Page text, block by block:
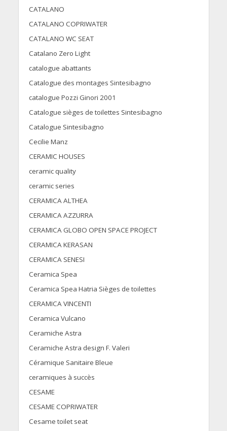
CATALANO
CATALANO COPRIWATER
CATALANO WC SEAT
Catalano Zero Light
catalogue abattants
Catalogue des montages Sintesibagno
catalogue Pozzi Ginori 2001
Catalogue sièges de toilettes Sintesibagno
Catalogue Sintesibagno
Cecilie Manz
CERAMIC HOUSES
ceramic quality
ceramic series
CERAMICA ALTHEA
CERAMICA AZZURRA
CERAMICA GLOBO OPEN SPACE PROJECT
CERAMICA KERASAN
CERAMICA SENESI
Ceramica Spea
Ceramica Spea Hatria Sièges de toilettes
CERAMICA VINCENTI
Ceramica Vulcano
Ceramiche Astra
Ceramiche Astra design F. Valeri
Céramique Sanitaire Bleue
ceramiques à succès
CESAME
CESAME COPRIWATER
Cesame toilet seat